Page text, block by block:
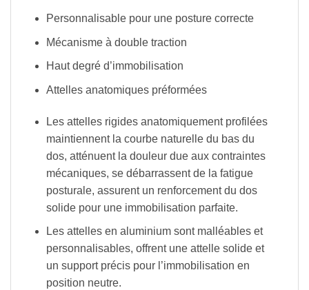
Personnalisable pour une posture correcte
Mécanisme à double traction
Haut degré d’immobilisation
Attelles anatomiques préformées
Les attelles rigides anatomiquement profilées
maintiennent la courbe naturelle du bas du
dos, atténuent la douleur due aux contraintes
mécaniques, se débarrassent de la fatigue
posturale, assurent un renforcement du dos
solide pour une immobilisation parfaite.
Les attelles en aluminium sont malléables et
personnalisables, offrent une attelle solide et
un support précis pour l’immobilisation en
position neutre.